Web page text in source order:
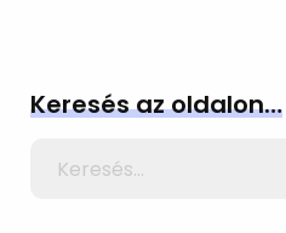
Keresés az oldalon…